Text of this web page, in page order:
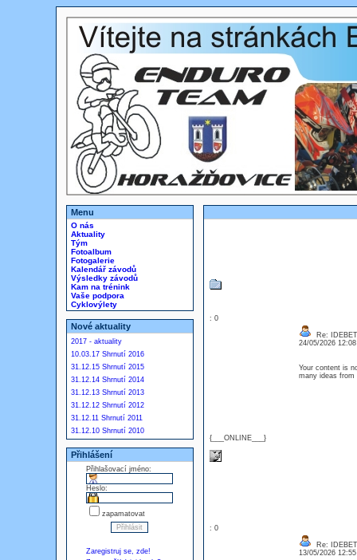
Menu
O nás
Aktuality
Tým
Fotoalbum
Fotogalerie
Kalendář závodů
Výsledky závodů
Kam na trénink
Vaše podpora
Cyklovýlety
Nové aktuality
2017 - aktuality
10.03.17 Shrnutí 2016
31.12.15 Shrnutí 2015
31.12.14 Shrnutí 2014
31.12.13 Shrnutí 2013
31.12.12 Shrnutí 2012
31.12.11 Shrnutí 2011
31.12.10 Shrnutí 2010
Přihlášení
Přihlašovací jméno:
Heslo:
zapamatovat
Zaregistruj se, zde!
: 0
{___ONLINE___}
Re: IDEBET
24/05/2026
Your content is
many ideas
: 0
Re: IDEBET
13/05/2026